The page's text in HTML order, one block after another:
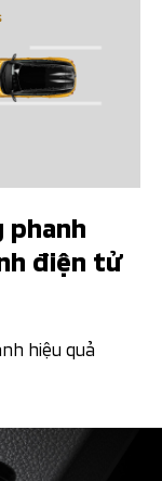
phanh
điện tử
hiệu quả​